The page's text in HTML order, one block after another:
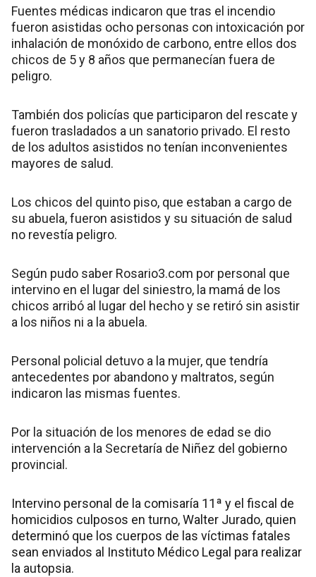
Fuentes médicas indicaron que tras el incendio
fueron asistidas ocho personas con intoxicación por
inhalación de monóxido de carbono, entre ellos dos
chicos de 5 y 8 años que permanecían fuera de
peligro.
También dos policías que participaron del rescate y
fueron trasladados a un sanatorio privado. El resto
de los adultos asistidos no tenían inconvenientes
mayores de salud.
Los chicos del quinto piso, que estaban a cargo de
su abuela, fueron asistidos y su situación de salud
no revestía peligro.
Según pudo saber Rosario3.com por personal que
intervino en el lugar del siniestro, la mamá de los
chicos arribó al lugar del hecho y se retiró sin asistir
a los niños ni a la abuela.
Personal policial detuvo a la mujer, que tendría
antecedentes por abandono y maltratos, según
indicaron las mismas fuentes.
Por la situación de los menores de edad se dio
intervención a la Secretaría de Niñez del gobierno
provincial.
Intervino personal de la comisaría 11ª y el fiscal de
homicidios culposos en turno, Walter Jurado, quien
determinó que los cuerpos de las víctimas fatales
sean enviados al Instituto Médico Legal para realizar
la autopsia.